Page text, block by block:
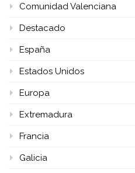
Comunidad Valenciana
Destacado
España
Estados Unidos
Europa
Extremadura
Francia
Galicia